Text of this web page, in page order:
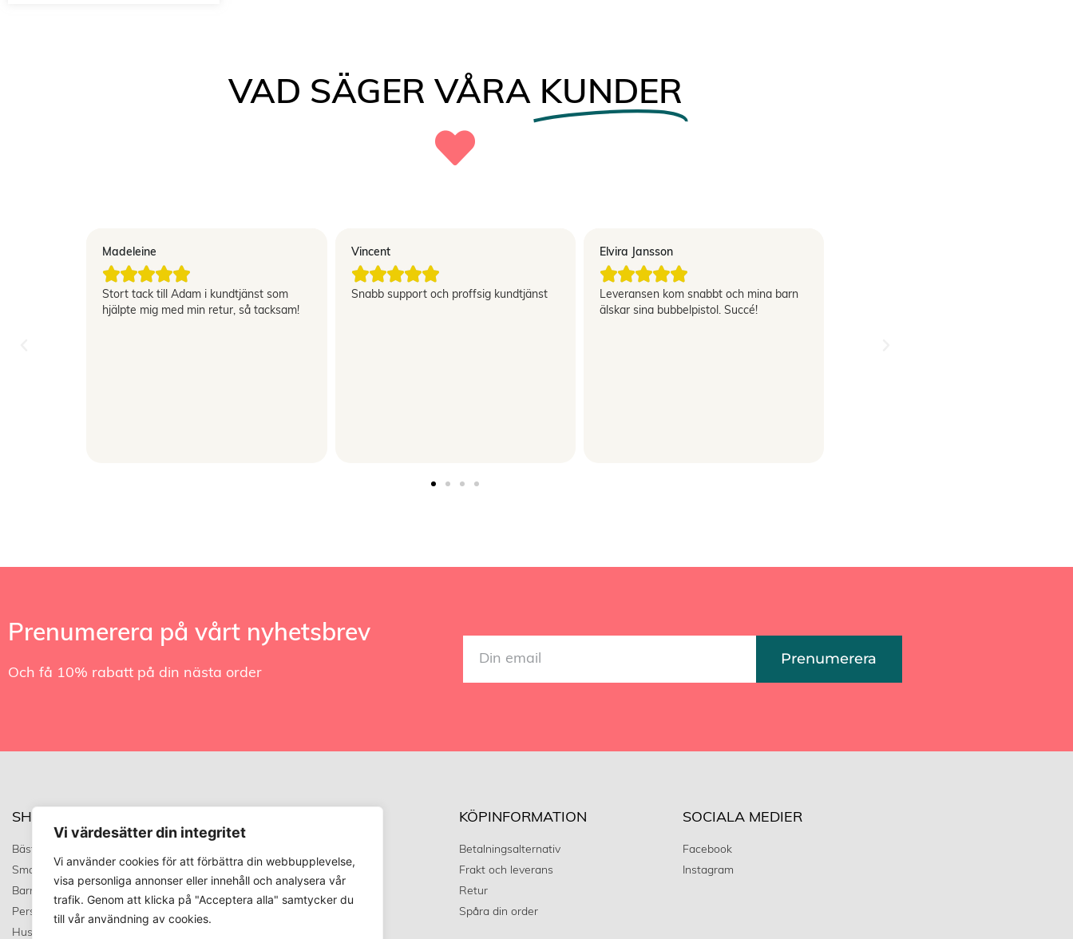
Vi värdesätter din integritet
Vi använder cookies för att förbättra din webbupplevelse,
visa personliga annonser eller innehåll och analysera vår
trafik. Genom att klicka på "Acceptera alla" samtycker du
till vår användning av cookies.
VAD SÄGER VÅRA KUNDER
Madeleine

Stort tack till Adam i kundtjänst som
hjälpte mig med min retur, så tacksam!
Vincent

Snabb support och proffsig kundtjänst
Elvira Jansson

Leveransen kom snabbt och mina barn
älskar sina bubbelpistol. Succé!
Prenumerera på vårt nyhetsbrev
Och få 10% rabatt på din nästa order
Prenumerera
SHOP
Bästsäljare
Smart stuff
Barn & baby
Personligt
Husdjur
Allmänna Villkor
KÖPINFORMATION
Betalningsalternativ
Frakt och leverans
Retur
Spåra din order
SOCIALA MEDIER
Facebook
Instagram